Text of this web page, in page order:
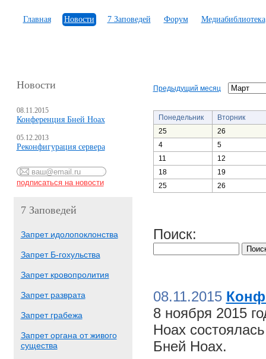
Главная Новости 7 Заповедей Форум Медиабиблиотека
Новости
08.11.2015
Конференция Бней Ноах
05.12.2013
Реконфигурация сервера
7 Заповедей
Запрет идолопоклонства
Запрет Б-гохульства
Запрет кровопролития
Запрет разврата
Запрет грабежа
Запрет органа от живого
существа
Предыдущий месяц
Понедельник
Вторник
25
26
4
5
11
12
18
19
25
26
Поиск:
08.11.2015
8 ноября 2015
Ноах
Бней Ноах.